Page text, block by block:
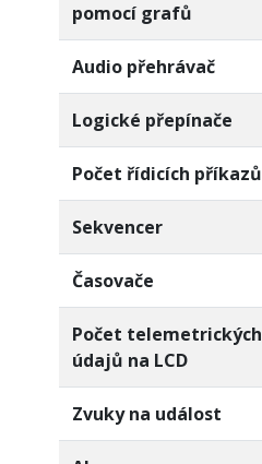
pomocí grafů
Audio přehrávač
Logické přepínače
Počet řídicích příkazů
Sekvencer
Časovače
Počet telemetrických
údajů na LCD
Zvuky na událost